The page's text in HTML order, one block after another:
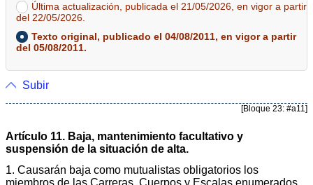
Última actualización, publicada el 21/05/2026, en vigor a partir
del 22/05/2026.
Texto original, publicado el 04/08/2011, en vigor a partir
del 05/08/2011.
Subir
[Bloque 23: #a11]
Artículo 11. Baja, mantenimiento facultativo y
suspensión de la situación de alta.
1. Causarán baja como mutualistas obligatorios los
miembros de las Carreras, Cuerpos y Escalas enumerados